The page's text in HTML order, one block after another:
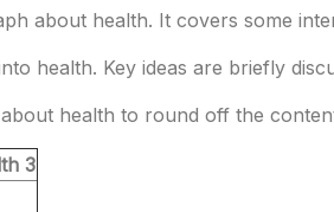
about health. It covers some
health. Key ideas are briefly
health to round off the
3